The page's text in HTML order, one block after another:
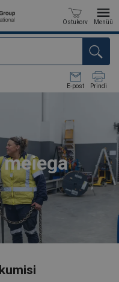
Ostukorv Menüü
E-post Prindi
meiega